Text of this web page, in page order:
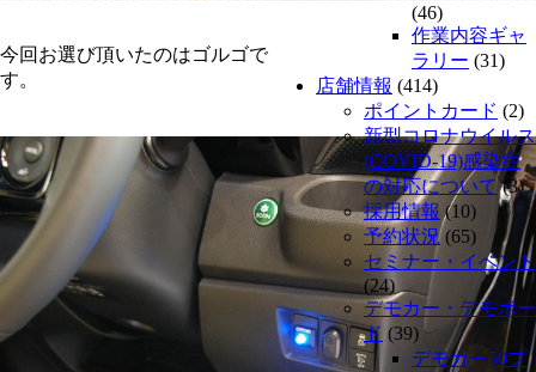
今回お選び頂いたのはゴルゴで
す。
(46)
作業内容ギャ
ラリー (31)
店舗情報 (414)
ポイントカード (2)
新型コロナウイルス
(COVID-19)感染症
の対応について(3)
採用情報 (10)
予約状況(65)
セミナー・イベント
(24)
デモカー・デモボー
ド (39)
デモカー50プ